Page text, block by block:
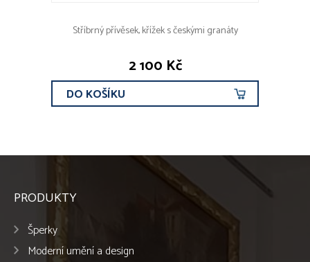
Stříbrný přívěsek, křížek s českými granáty
2 100 Kč
DO KOŠÍKU
PRODUKTY
Šperky
Moderní umění a design